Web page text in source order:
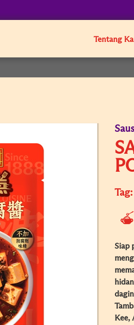
Tentang
Tag:
Siap
Kee,